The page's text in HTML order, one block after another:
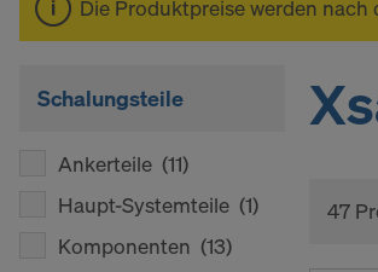
Die Produktpreise werden nach
Schalungsteile
Ankerteile (11)
Haupt-Systemteile (1)
Komponenten (13)
47